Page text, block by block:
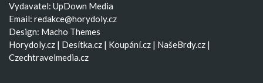
Vydavatel: UpDown Media
Email: redakce@horydoly.cz
Design: Macho Themes
Horydoly.cz | Desítka.cz | Koupání.cz | NašeBrdy.cz |
Czechtravelmedia.cz